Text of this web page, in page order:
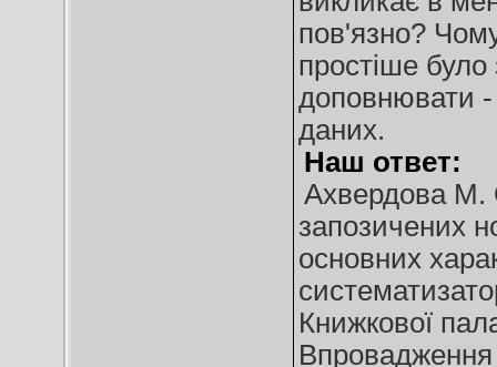
пов'язно?
простіше було
доповнювати -
даних.
Наш ответ:
Ахвердова М.
запозичених
основних
Книжкової
Впровадження